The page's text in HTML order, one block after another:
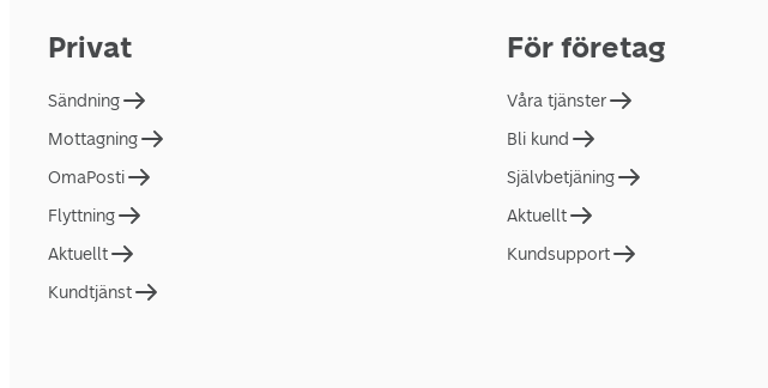
Privat
Sändning
Mottagning
OmaPosti
Flyttning
Aktuellt
Kundtjänst
För företag
Våra tjänster
Bli kund
Självbetjäning
Aktuellt
Kundsupport